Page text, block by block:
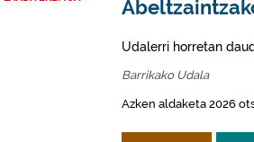
Udalerri horretan
Barrikako Udala
Azken aldaketa 2026